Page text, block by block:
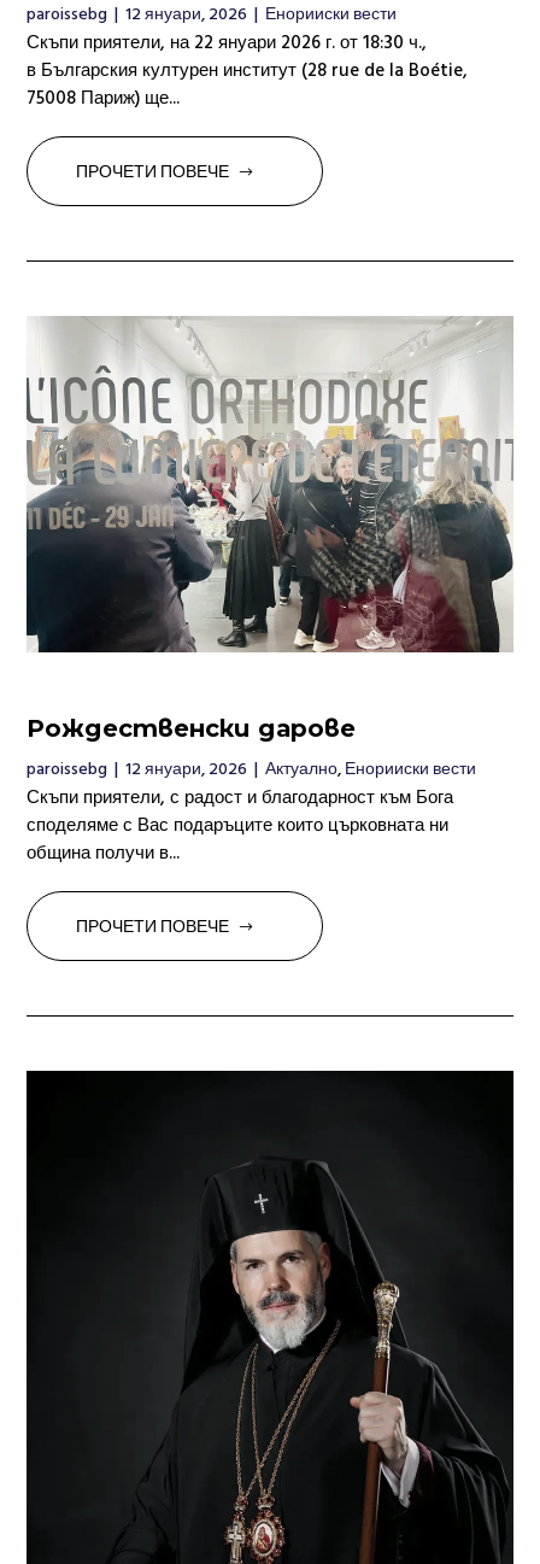
paroissebg | 12 януари, 2026 | Енорииски вести
Скъпи приятели, на 22 януари 2026 г. от 18:30 ч.,
в Българския културен институт (28 rue de la Boétie,
75008 Париж) ще...
ПРОЧЕТИ ПОВЕЧЕ
Рождественски дарове
paroissebg | 12 януари, 2026 | Актуално, Енорииски вести
Скъпи приятели, с радост и благодарност към Бога
споделяме с Вас подаръците които църковната ни
община получи в...
ПРОЧЕТИ ПОВЕЧЕ